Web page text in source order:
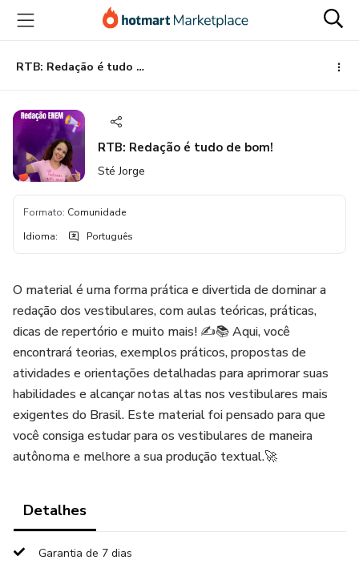
para
conteúdo
principal
para
pagamento
para
rodapé
RTB: Redação é tudo de bom!
RTB: Redação é tudo de bom!
Sté Jorge
Formato: Comunidade
Idioma: Português
O material é uma forma prática e divertida de dominar a
redação dos vestibulares, com aulas teóricas, práticas,
dicas de repertório e muito mais! ✍️📚 Aqui, você
encontrará teorias, exemplos práticos, propostas de
atividades e orientações detalhadas para aprimorar suas
habilidades e alcançar notas altas nos vestibulares mais
exigentes do Brasil. Este material foi pensado para que
você consiga estudar para os vestibulares de maneira
autônoma e melhore a sua produção textual.🚀
Detalhes
Garantia de 7 dias